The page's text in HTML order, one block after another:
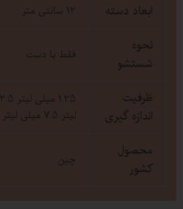
ابعاد دسته 12 سانتی متر
نحوه
شستشو
فقط با دست
ظرفیت
اندازه گیری
لیتر 7.5 میلی لیتر 15 میلی لیتر
محصول
کشور
چین